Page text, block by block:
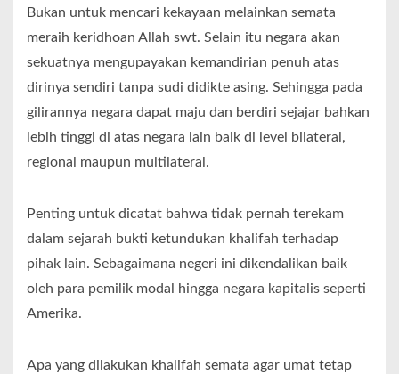
Bukan untuk mencari kekayaan melainkan semata
meraih keridhoan Allah swt. Selain itu negara akan
sekuatnya mengupayakan kemandirian penuh atas
dirinya sendiri tanpa sudi didikte asing. Sehingga pada
gilirannya negara dapat maju dan berdiri sejajar bahkan
lebih tinggi di atas negara lain baik di level bilateral,
regional maupun multilateral.
Penting untuk dicatat bahwa tidak pernah terekam
dalam sejarah bukti ketundukan khalifah terhadap
pihak lain. Sebagaimana negeri ini dikendalikan baik
oleh para pemilik modal hingga negara kapitalis seperti
Amerika.
Apa yang dilakukan khalifah semata agar umat tetap